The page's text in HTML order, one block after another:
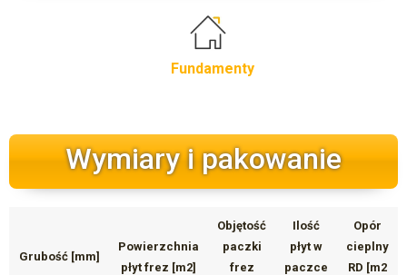
Fundamenty
Wymiary i pakowanie
Grubość [mm]
Powierzchnia
płyt frez [m2]
Objętość
paczki
frez
Ilość
płyt w
paczce
Opór
cieplny
RD [m2